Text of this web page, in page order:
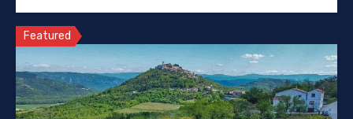
Featured